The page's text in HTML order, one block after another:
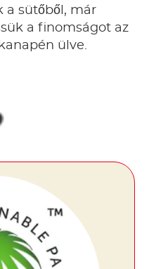
a sütőből, már
a finomságot az
ülve.